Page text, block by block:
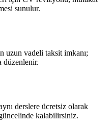
sunulur.
uzun vadeli taksit imkanı;
düzenlenir.
derslere ücretsiz olarak
kalabilirsiniz.